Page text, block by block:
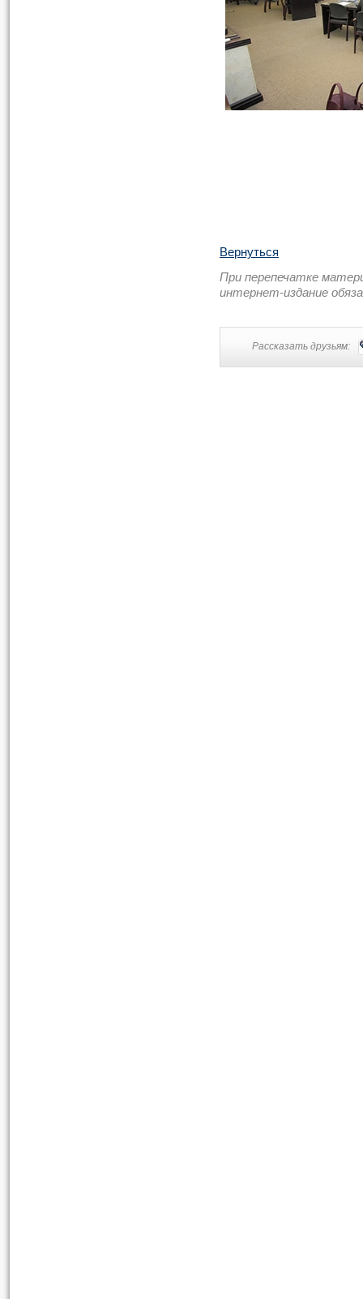
Вернуться
При перепечатке
интернет-издание
Рассказать друзьям: